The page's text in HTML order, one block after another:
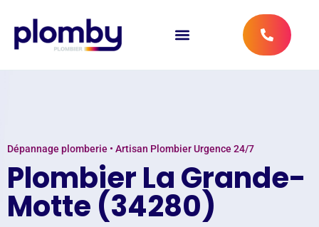
Dépannage plomberie • Artisan Plombier Urgence 24/7
Plombier La Grande-
Motte (34280)